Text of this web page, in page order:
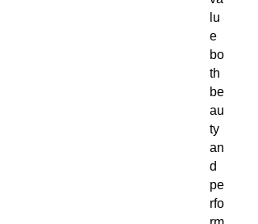
lu
e
bo
th
be
au
ty
an
d
pe
rfo